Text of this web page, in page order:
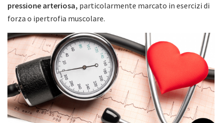
pressione arteriosa, particolarmente marcato in esercizi di
forza o ipertrofia muscolare.